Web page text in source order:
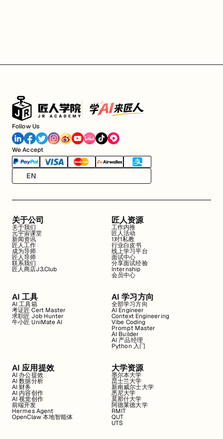
Follow Us
We Accept
EN
关于公司
关于我们
元宇宙课堂
新闻资讯
匠人工作
成为导师
匠人导师
联系我们
匠人商店J3.Club
匠人资源
工作内推
匠人活动
1对1私教
行业白皮书
线上学习平台
面试中心
分享面试经验
Internship
会员中心
AI 工具
AI 工具箱
考证匠 Cert Master
求职匠 Job Hunter
牛小匠 UniMate AI
AI 学习方向
全部学习方向
AI Engineer
Context Engineering
Vibe Coding
Prompt Master
AI Builder
AI 产品经理
Python 入门
AI 应用提效
AI 办公提效
AI 数据分析
AI 财务
AI 内容创作
AI 视觉创作
前端开发
Hermes Agent
OpenClaw 本地智能体
大学资源
墨尔本大学
昆士兰大学
新南威尔士大学
悉尼大学
莫那什大学
阿德莱德大学
RMIT
QUT
UTS